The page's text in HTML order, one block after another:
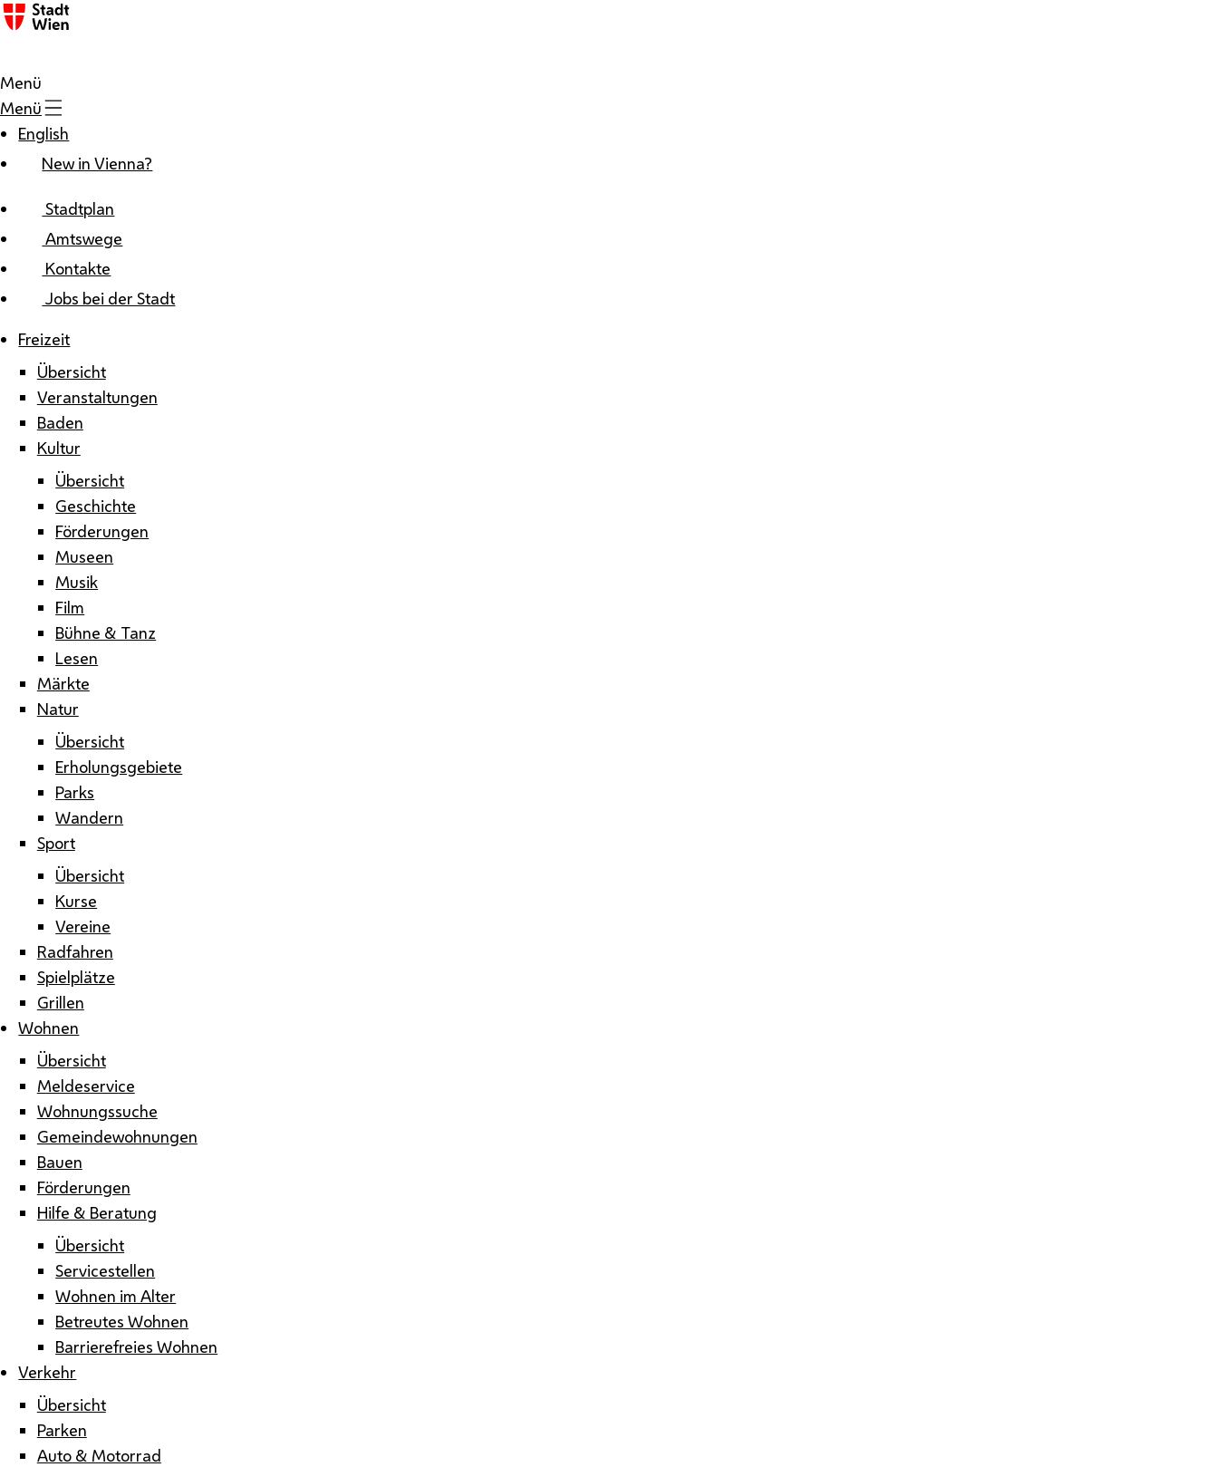
Zum Inhalt
Menü
Menü
English
New in Vienna?
Stadtplan
Amtswege
Kontakte
Jobs bei der Stadt
Freizeit
Übersicht
Veranstaltungen
Baden
Kultur
Übersicht
Geschichte
Förderungen
Museen
Musik
Film
Bühne & Tanz
Lesen
Märkte
Natur
Übersicht
Erholungsgebiete
Parks
Wandern
Sport
Übersicht
Kurse
Vereine
Radfahren
Spielplätze
Grillen
Wohnen
Übersicht
Meldeservice
Wohnungssuche
Gemeindewohnungen
Bauen
Förderungen
Hilfe & Beratung
Übersicht
Servicestellen
Wohnen im Alter
Betreutes Wohnen
Barrierefreies Wohnen
Verkehr
Übersicht
Parken
Auto & Motorrad